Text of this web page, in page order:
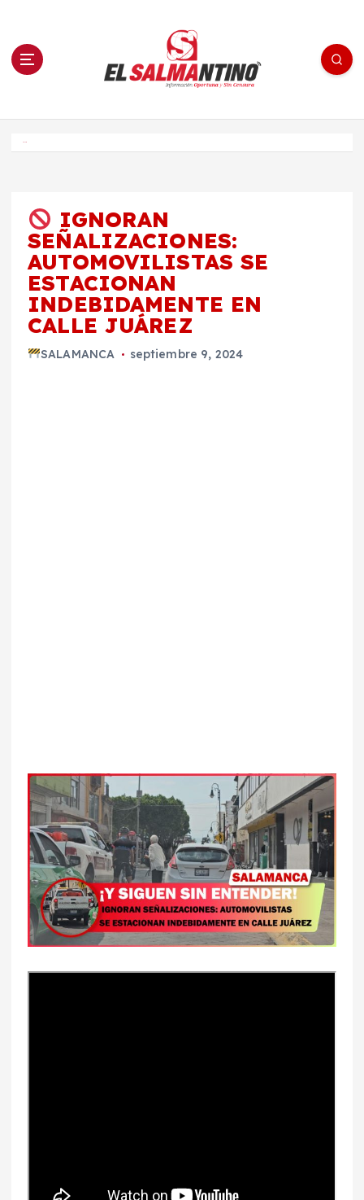
n El Salmantino - medios/noticias/editorial
IGNORAN
SEÑALIZACIONES:
AUTOMOVILISTAS SE
ESTACIONAN
INDEBIDAMENTE EN
CALLE JUÁREZ
SALAMANCA septiembre 9, 2024